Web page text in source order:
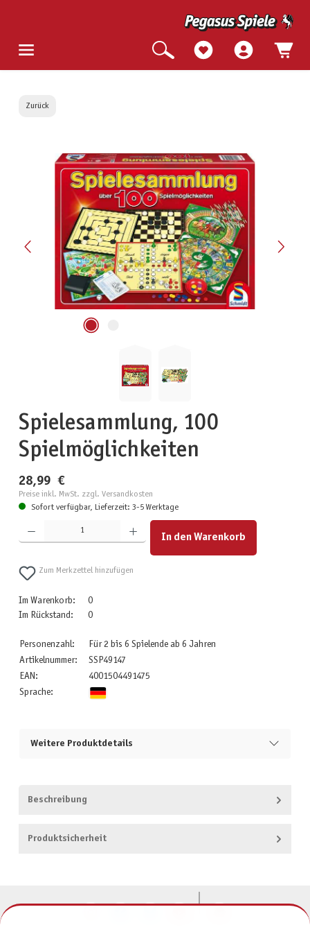
Zurück
Bildergalerie überspringen
Spielesammlung, 100
Spielmöglichkeiten
28,99 €
Preise inkl. MwSt. zzgl. Versandkosten
Sofort verfügbar, Lieferzeit: 3-5 Werktage
Produkt Anzahl: Gib den gewünschten Wert ein oder benutze die Schaltflächen um die Anzahl zu
In den Warenkorb
Zum Merkzettel hinzufügen
Im Warenkorb:
0
Im Rückstand:
0
Personenzahl:
Für 2 bis 6 Spielende ab 6 Jahren
Artikelnummer:
SSP49147
EAN:
4001504491475
Sprache:
Weitere Produktdetails
Beschreibung
Produktsicherheit